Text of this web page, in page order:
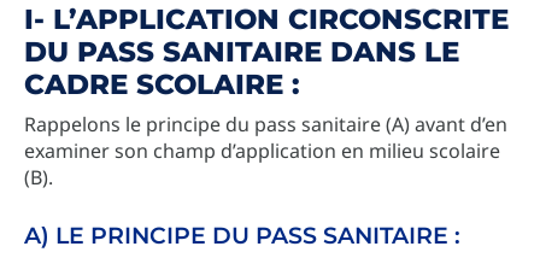
I- L’APPLICATION CIRCONSCRITE
DU PASS SANITAIRE DANS LE
CADRE SCOLAIRE :
Rappelons le principe du pass sanitaire (A) avant d’en
examiner son champ d’application en milieu scolaire
(B).
A) LE PRINCIPE DU PASS SANITAIRE :